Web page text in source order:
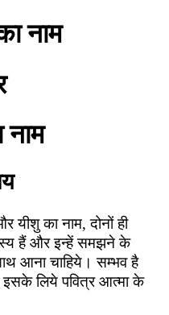
नाम
नाम
यीशु का नाम, दोनों ही
हैं और इन्हें समझने के
आना चाहिये। सम्भव है
लिये पवित्र आत्मा के